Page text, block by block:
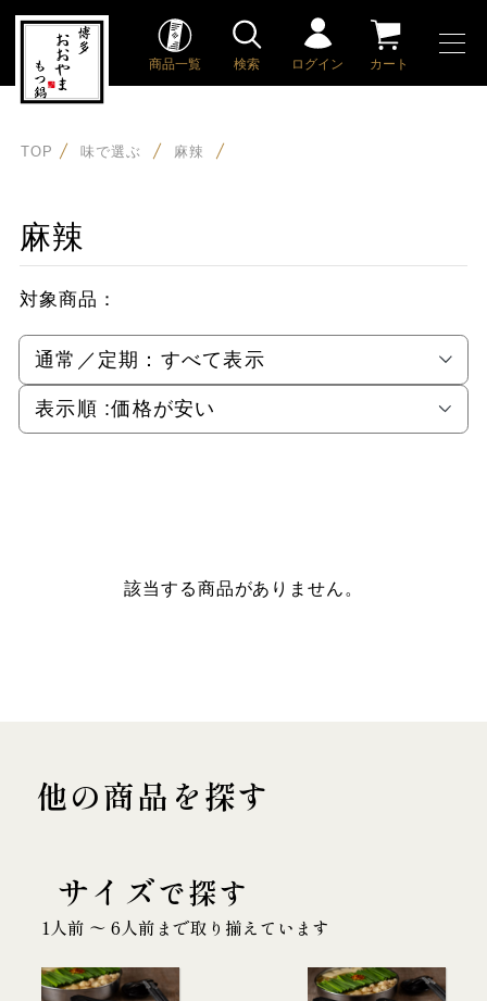
商品一覧 検索 ログイン カート
TOP 味で選ぶ 麻辣
麻辣
対象商品：
通常／定期： すべて表示
表示順 :価格が安い
該当する商品がありません。
他の商品を探す
サイズで探す
1人前 〜 6人前まで取り揃えています